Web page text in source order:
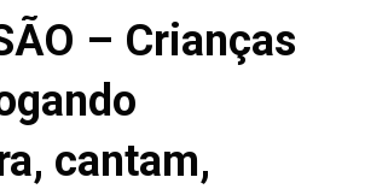
– Crianças
cantam,